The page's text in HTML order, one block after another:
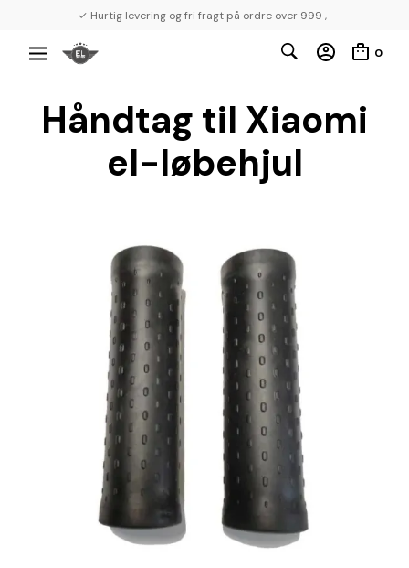
✓ Hurtig levering og fri fragt på ordre over 999 ,-
0
Håndtag til Xiaomi
el-løbehjul